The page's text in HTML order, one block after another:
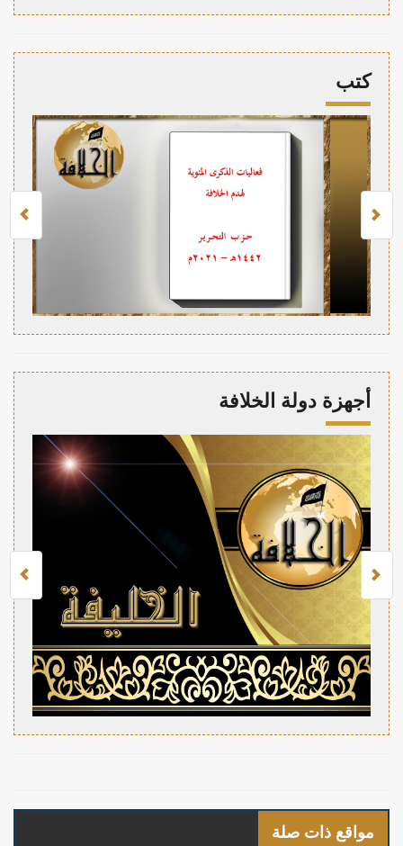
كتب
أجهزة دولة الخلافة
مواقع ذات صلة